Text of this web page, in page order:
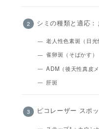
シミの種類と適応
老人性色素斑（日光
雀卵斑（そばかす）
ADM（後天性真皮
肝斑
ピコレーザー スポ